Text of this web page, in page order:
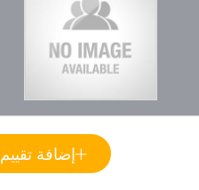
إضافة تقييم